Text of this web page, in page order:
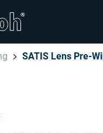
导航
SATIS Lens Pre-
耗材商店